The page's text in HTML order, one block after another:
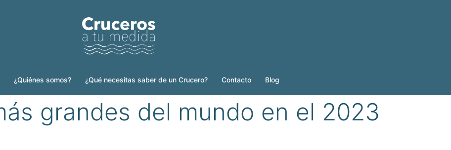
¿Quiénes somos? ¿Qué necesitas saber de un Crucero? Contacto Blog
grandes del mundo en el 2023